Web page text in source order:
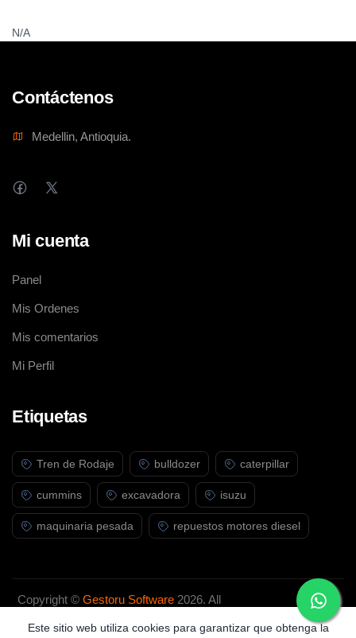
N/A
Contáctenos
Medellin, Antioquia.
Mi cuenta
Panel
Mis Ordenes
Mis comentarios
Mi Perfil
Etiquetas
Tren de Rodaje bulldozer caterpillar
cummins excavadora isuzu
maquinaria pesada repuestos motores diesel
Copyright ©Gestoru Software 2026. All
Este sitio web utiliza cookies para garantizar que obtenga la